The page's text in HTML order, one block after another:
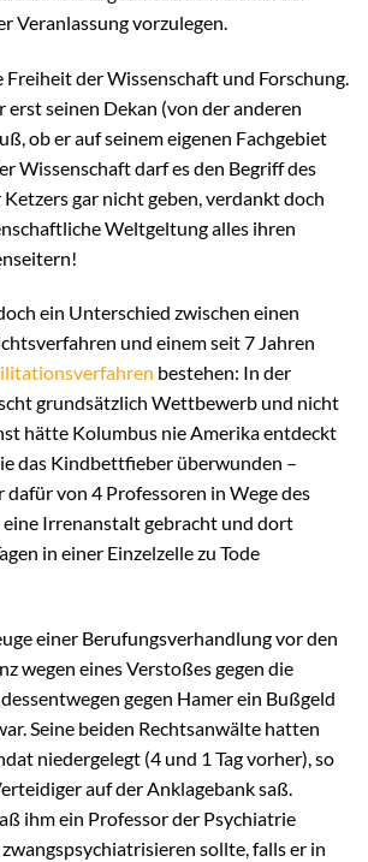
Veranlassung vorzulegen.
der Wissenschaft und Forschung.
erst seinen Dekan (von der anderen
ob er auf seinem eigenen Fachgebiet
Wissenschaft darf es den Begriff des
gar nicht geben, verdankt doch
Weltgeltung alles ihren
ein Unterschied zwischen einen
und einem seit 7 Jahren
bestehen: In der
grundsätzlich Wettbewerb und nicht
hätte Kolumbus nie Amerika entdeckt
das Kindbettfieber überwunden –
von 4 Professoren in Wege des
Irrenanstalt gebracht und dort
in einer Einzelzelle zu Tode
einer Berufungsverhandlung vor den
wegen eines Verstoßes gegen die
gegen Hamer ein Bußgeld
Seine beiden Rechtsanwälte hatten
niedergelegt (4 und 1 Tag vorher), so
auf der Anklagebank saß.
ihm ein Professor der Psychiatrie
sollte, falls er in